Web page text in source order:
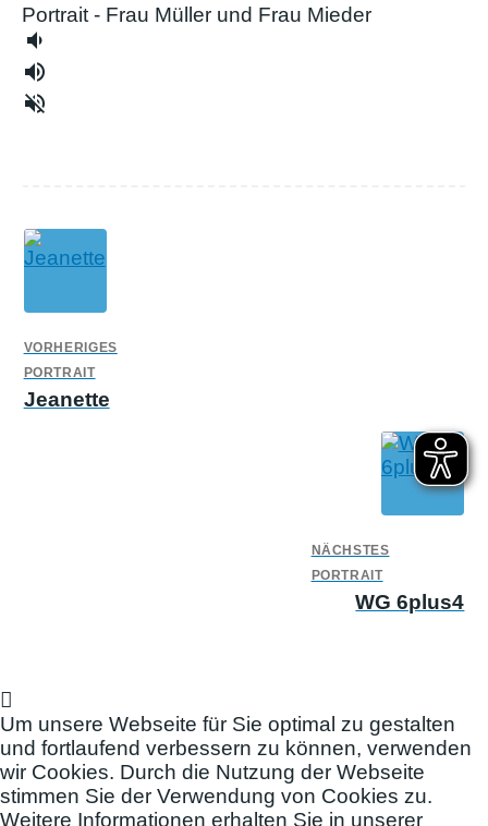
Portrait - Frau Müller und Frau Mieder
volume_down
volume_up
volume_off
VORHERIGES
PORTRAIT
Jeanette
NÄCHSTES
PORTRAIT
WG 6plus4
Um unsere Webseite für Sie optimal zu gestalten
und fortlaufend verbessern zu können, verwenden
wir Cookies. Durch die Nutzung der Webseite
stimmen Sie der Verwendung von Cookies zu.
Weitere Informationen erhalten Sie in unserer